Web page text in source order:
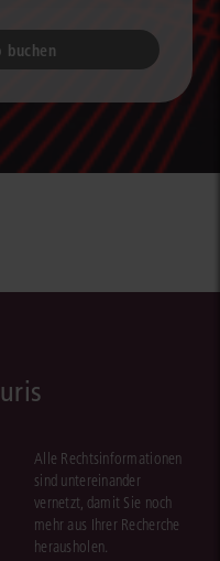
buchen
Alle Rechtsinformationen
sind untereinander
vernetzt, damit Sie noch
mehr aus Ihrer Recherche
herausholen.